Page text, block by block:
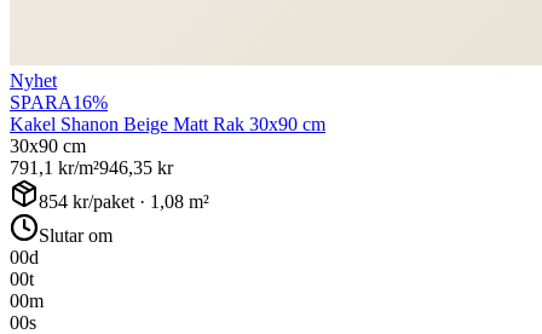
Nyhet
SPARA16%
Kakel Shanon Beige Matt Rak 30x90 cm
30x90 cm
791,1 kr/m²946,35 kr
854 kr/paket · 1,08 m²
Slutar om
00d
00t
00m
00s